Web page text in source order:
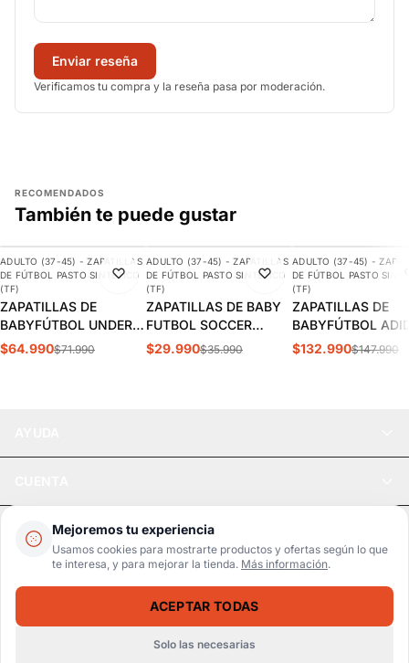
Mejoremos tu experiencia
Usamos cookies para mostrarte productos y ofertas según lo que
te interesa, y para mejorar la tienda. Más información.
ACEPTAR TODAS
Solo las necesarias
Enviar reseña
Verificamos tu compra y la reseña pasa por moderación.
RECOMENDADOS
También te puede gustar
-10%
AGREGAR
ADULTO (37-45) - ZAPATILLAS
DE FÚTBOL PASTO SINTÉTICO
(TF)
ZAPATILLAS DE
BABYFÚTBOL UNDER
ARMOUR SHADOW
$64.990$71.990
-17%
AGREGAR
ADULTO (37-45) - ZAPATILLAS
DE FÚTBOL PASTO SINTÉTICO
(TF)
ZAPATILLAS DE BABY
FUTBOL SOCCER
DARKBLUE ADULTO
$29.990$35.990
-10%
ADULTO (37-45) -
DE FÚTBOL PASTO
(TF)
ZAPATILLAS DE
BABYFÚTBOL
COPA MUNDIAL
$132.990$147.990
ZAPATILLAS DE BABYFÚTBOL NIKE VAPOR 16 PRO TF ADULTO | FQ8687-446
LEGAL
Pago seguro SSL / Datos protegidos
Realsport © 2026
WebPay MercadoPago Tarjetas